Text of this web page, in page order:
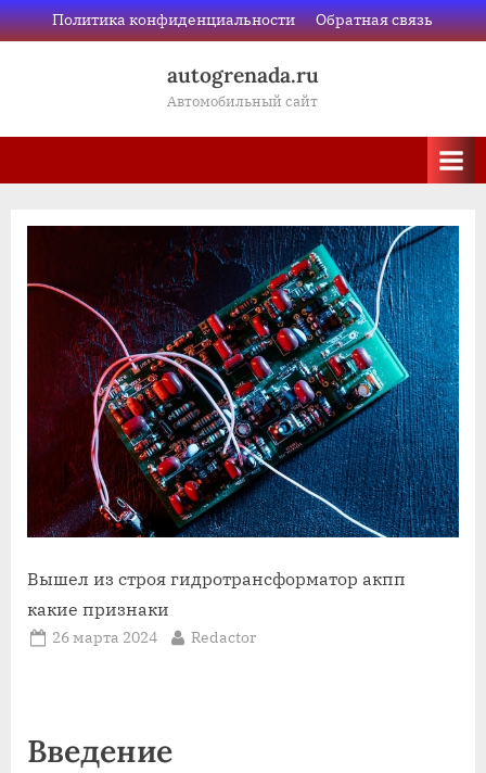
Skip
to
Политика конфиденциальности Обратная связь
autogrenada.ru
Автомобильный сайт
Вышел из строя гидротрансформатор акпп
какие признаки
Posted
26 марта 2024 By
Redactor
Введение